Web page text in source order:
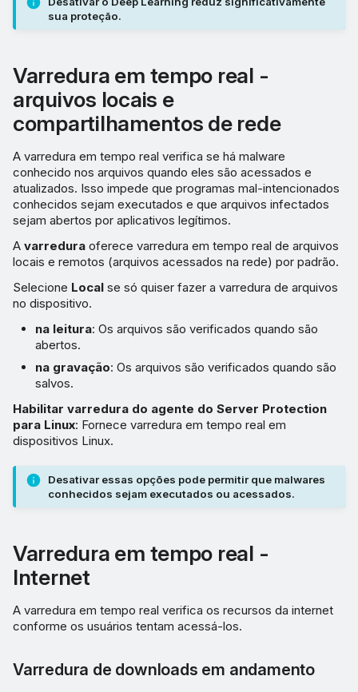
sua proteção.
Varredura em tempo real -
arquivos locais e
compartilhamentos de rede
A varredura em tempo real verifica se há malware
conhecido nos arquivos quando eles são acessados e
atualizados. Isso impede que programas mal-intencionados
conhecidos sejam executados e que arquivos infectados
sejam abertos por aplicativos legítimos.
A varredura oferece varredura em tempo real de arquivos
locais e remotos (arquivos acessados na rede) por padrão.
Selecione Local se só quiser fazer a varredura de arquivos
no dispositivo.
na leitura: Os arquivos são verificados quando são
abertos.
na gravação: Os arquivos são verificados quando são
salvos.
Habilitar varredura do agente do Server Protection
para Linux: Fornece varredura em tempo real em
dispositivos Linux.
Desativar essas opções pode permitir que malwares
conhecidos sejam executados ou acessados.
Varredura em tempo real -
Internet
A varredura em tempo real verifica os recursos da internet
conforme os usuários tentam acessá-los.
Varredura de downloads em andamento